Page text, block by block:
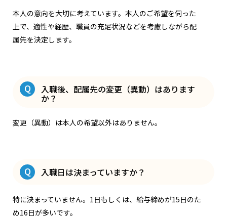
本人の意向を大切に考えています。本人のご希望を伺った
上で、適性や経歴、職員の充足状況などを考慮しながら配
属先を決定します。
Q 入職後、配属先の変更（異動）はあります
か？
変更（異動）は本人の希望以外はありません。
Q 入職日は決まっていますか？
特に決まっていません。1日もしくは、給与締めが15日のた
め16日が多いです。